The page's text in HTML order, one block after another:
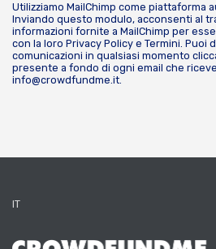
Utilizziamo MailChimp come piattaforma
Inviando questo modulo, acconsenti al
informazioni fornite a MailChimp per
con la loro Privacy Policy e Termini. Puoi
comunicazioni in qualsiasi momento
presente a fondo di ogni email che
info@crowdfundme.it.
IT